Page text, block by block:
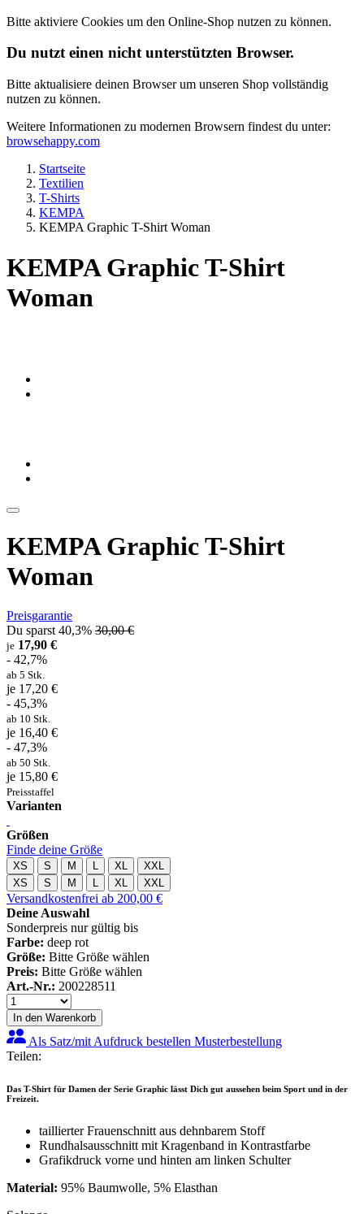
Bitte aktiviere Cookies um den Online-Shop nutzen zu können.
Du nutzt einen nicht unterstützten Browser.
Bitte aktualisiere deinen Browser um unseren Shop vollständig
nutzen zu können.
Weitere Informationen zu modernen Browsern findest du unter:
browsehappy.com
Startseite
Textilien
T-Shirts
KEMPA
KEMPA Graphic T-Shirt Woman
KEMPA Graphic T-Shirt
Woman
KEMPA Graphic T-Shirt
Woman
Preisgarantie
Du sparst 40,3% 30,00 €
je 17,90 €
- 42,7%
ab 5 Stk.
je 17,20 €
- 45,3%
ab 10 Stk.
je 16,40 €
- 47,3%
ab 50 Stk.
je 15,80 €
Preisstaffel
Varianten
Größen
Finde deine Größe
XS S M XL
XXL
XS
S M XL XXL
Versandkostenfrei ab 200,00 €
Deine Auswahl
Sonderpreis nur gültig bis
Farbe: deep rot
Größe: Bitte Größe wählen
Preis: Bitte Größe wählen
Art.-Nr.: 200228511
In den Warenkorb
Als Satz/mit Aufdruck bestellen Musterbestellung
Teilen:
Das T-Shirt für Damen der Serie Graphic lässt Dich gut aussehen beim Sport und in der
Freizeit.
taillierter Frauenschnitt aus dehnbarem Stoff
Rundhalsausschnitt mit Kragenband in Kontrastfarbe
Grafikdruck vorne und hinten am linken Schulter
Material: 95% Baumwolle, 5% Elasthan